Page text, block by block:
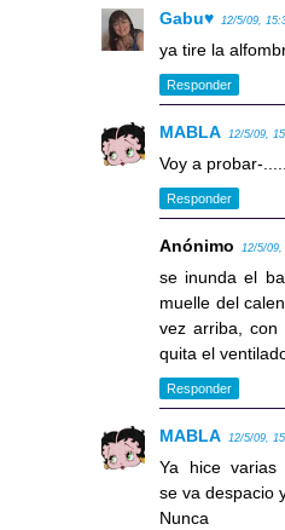
Gabu♥ 12/5/09,
ya tire la
Responder
MABLA 12/5/09,
Voy a probar-
Responder
Anónimo 12/5/09,
se inunda el
muelle del
vez arriba, con
quita el
Responder
MABLA 12/5/09,
Ya hice varias
se va despacio
Nunca